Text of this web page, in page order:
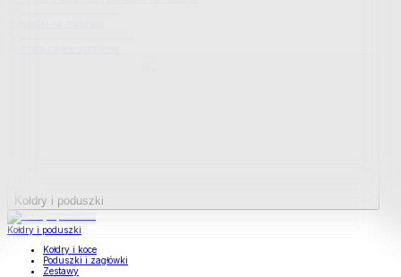
Kołdry i poduszki
Kołdry i poduszki
Kołdry i koce
Poduszki i zagłówki
Zestawy